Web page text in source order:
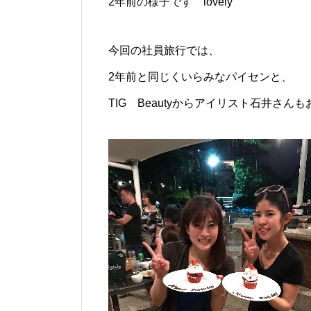
今回の社員旅行では、
2年前と同じくいらみなパイセンと、
TIG Beautyからアイリスト石井さんも